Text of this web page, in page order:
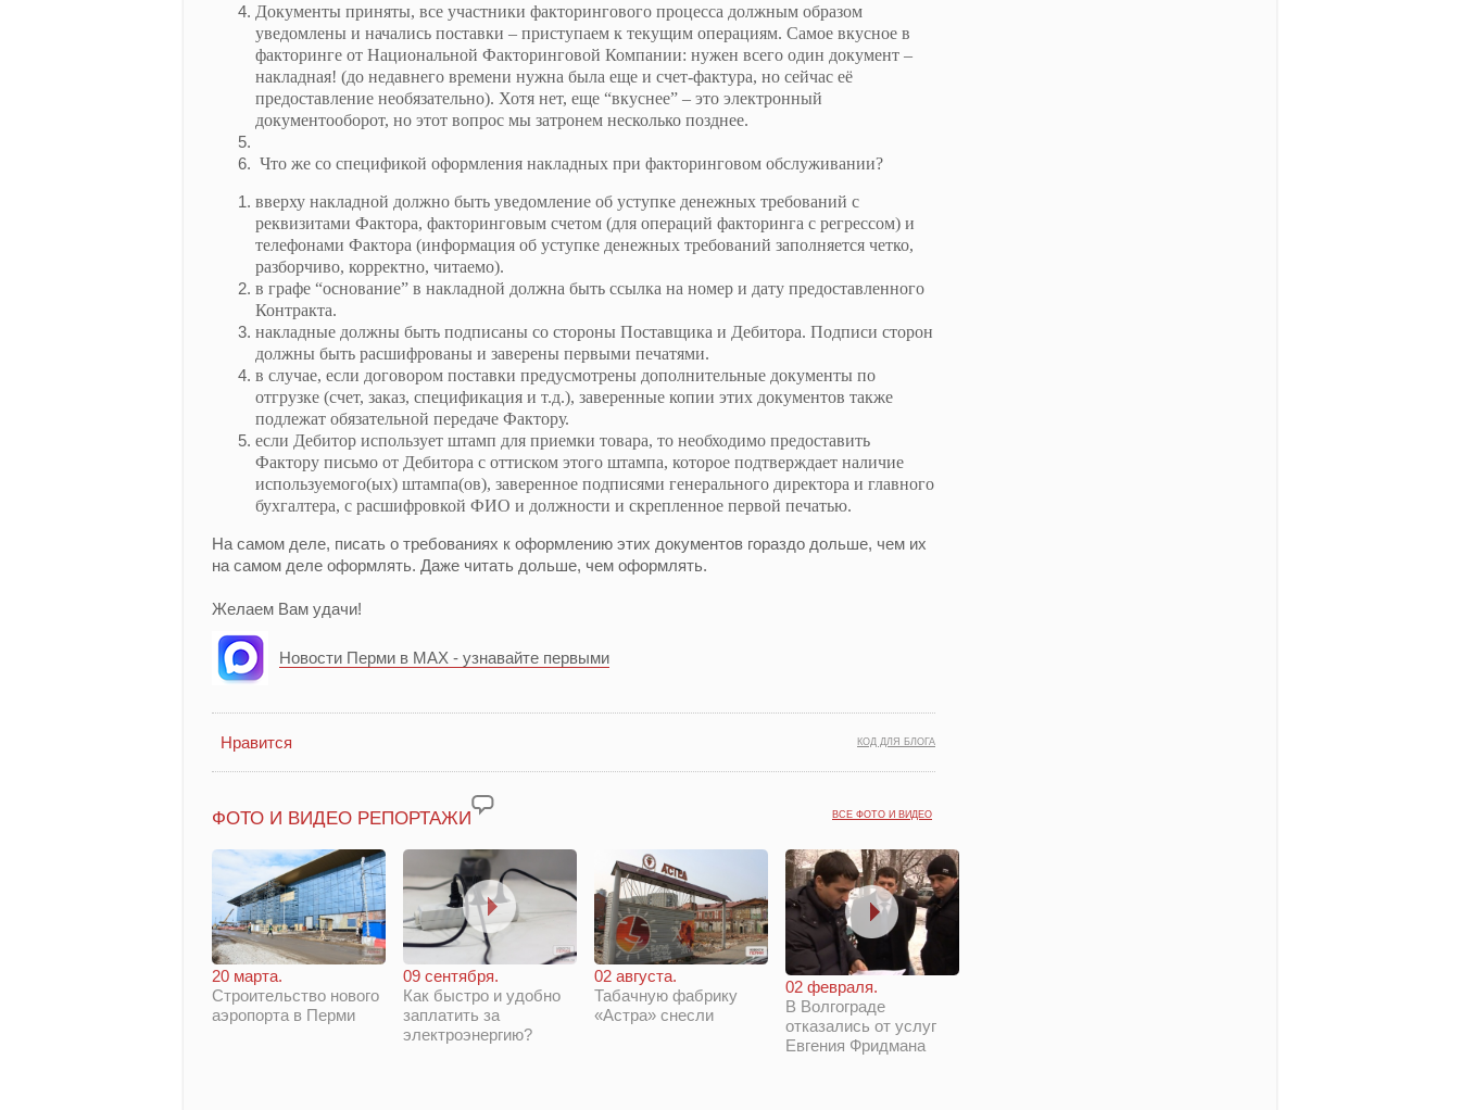
Документы приняты, все участники факторингового процесса должным образом
уведомлены и начались поставки – приступаем к текущим операциям. Самое вкусное в
факторинге от Национальной Факторинговой Компании: нужен всего один документ –
накладная! (до недавнего времени нужна была еще и счет-фактура, но сейчас её
предоставление необязательно). Хотя нет, еще “вкуснее” – это электронный
документооборот, но этот вопрос мы затронем несколько позднее.
Что же со спецификой оформления накладных при факторинговом обслуживании?
вверху накладной должно быть уведомление об уступке денежных требований с
реквизитами Фактора, факторинговым счетом (для операций факторинга с регрессом) и
телефонами Фактора (информация об уступке денежных требований заполняется четко,
разборчиво, корректно, читаемо).
в графе “основание” в накладной должна быть ссылка на номер и дату предоставленного
Контракта.
накладные должны быть подписаны со стороны Поставщика и Дебитора. Подписи сторон
должны быть расшифрованы и заверены первыми печатями.
в случае, если договором поставки предусмотрены дополнительные документы по
отгрузке (счет, заказ, спецификация и т.д.), заверенные копии этих документов также
подлежат обязательной передаче Фактору.
если Дебитор использует штамп для приемки товара, то необходимо предоставить
Фактору письмо от Дебитора с оттиском этого штампа, которое подтверждает наличие
используемого(ых) штампа(ов), заверенное подписями генерального директора и главного
бухгалтера, с расшифровкой ФИО и должности и скрепленное первой печатью.
На самом деле, писать о требованиях к оформлению этих документов гораздо дольше, чем их
на самом деле оформлять. Даже читать дольше, чем оформлять.
Желаем Вам удачи!
Новости Перми в MAX - узнавайте первыми
КОД ДЛЯ БЛОГА
Нравится
ВСЕ ФОТО И ВИДЕО
ФОТО И ВИДЕО РЕПОРТАЖИ
20 марта.
Строительство нового
аэропорта в Перми
09 сентября.
Как быстро и удобно
заплатить за
электроэнергию?
02 августа.
Табачную фабрику
«Астра» снесли
02 февраля.
В Волгограде
отказались от услуг
Евгения Фридмана